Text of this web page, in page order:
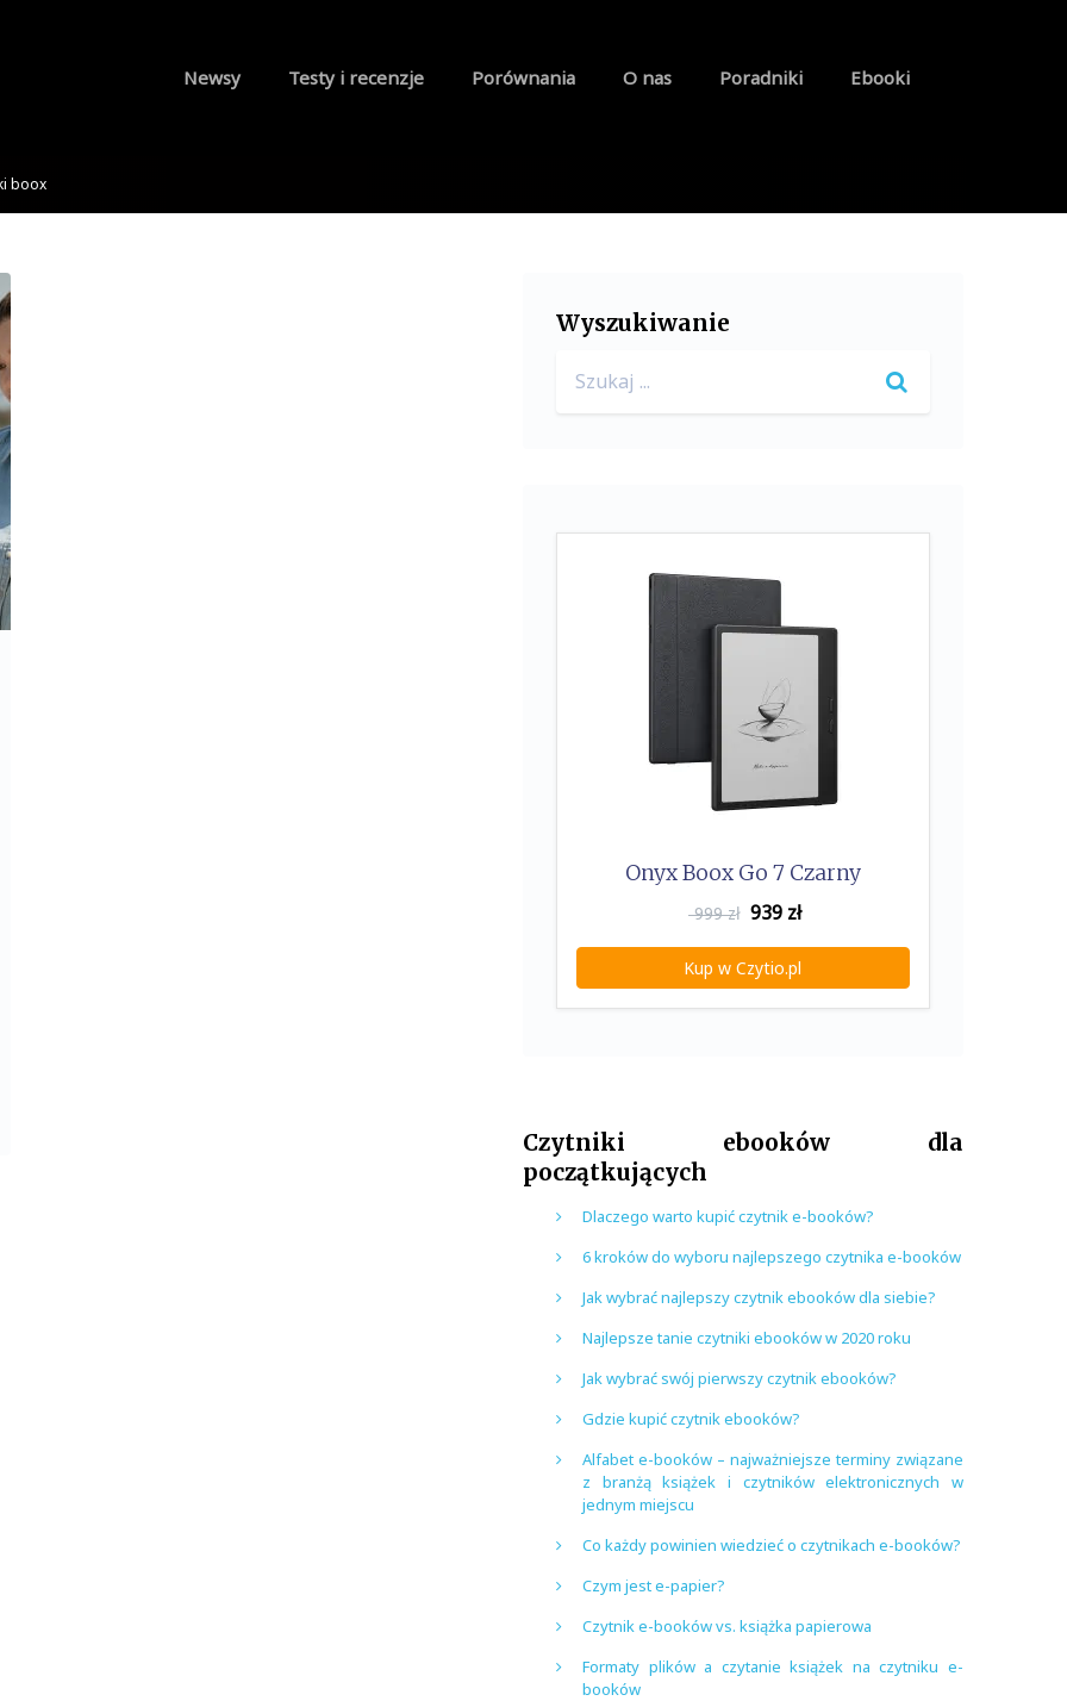
Newsy Testy i recenzje Porównania O nas Poradniki Ebooki
boox
Wyszukiwanie
for:
Onyx Boox Go 7 Czarny
999 zł 939zł
Kup w Czytio.pl
Czytniki ebooków dla
początkujących
Dlaczego warto kupić czytnik e-booków?
6 kroków do wyboru najlepszego czytnika e-booków
Jak wybrać najlepszy czytnik ebooków dla siebie?
Najlepsze tanie czytniki ebooków w 2020 roku
Jak wybrać swój pierwszy czytnik ebooków?
Gdzie kupić czytnik ebooków?
Alfabet e-booków – najważniejsze terminy związane
z branżą książek i czytników elektronicznych w
jednym miejscu
Co każdy powinien wiedzieć o czytnikach e-booków?
Czym jest e-papier?
Czytnik e-booków vs. książka papierowa
Formaty plików a czytanie książek na czytniku e-
booków